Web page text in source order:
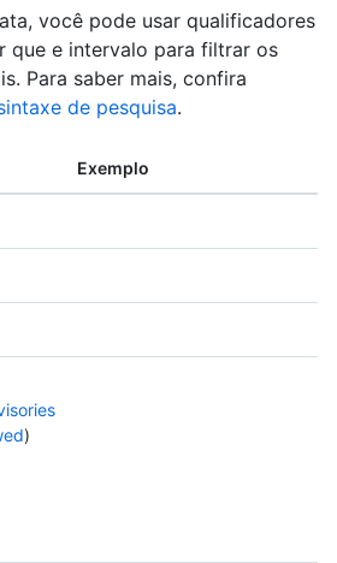
você pode usar qualificadores
que e intervalo para filtrar os
Para saber mais, confira
de pesquisa.
Exemplo
)